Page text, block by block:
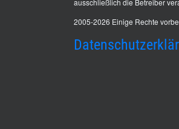
2005-2026 Einige Rechte